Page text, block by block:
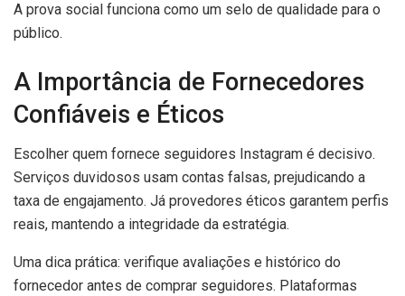
A prova social funciona como um selo de qualidade para o
público.
A Importância de Fornecedores
Confiáveis e Éticos
Escolher quem fornece seguidores Instagram é decisivo.
Serviços duvidosos usam contas falsas, prejudicando a
taxa de engajamento. Já provedores éticos garantem perfis
reais, mantendo a integridade da estratégia.
Uma dica prática: verifique avaliações e histórico do
fornecedor antes de comprar seguidores. Plataformas